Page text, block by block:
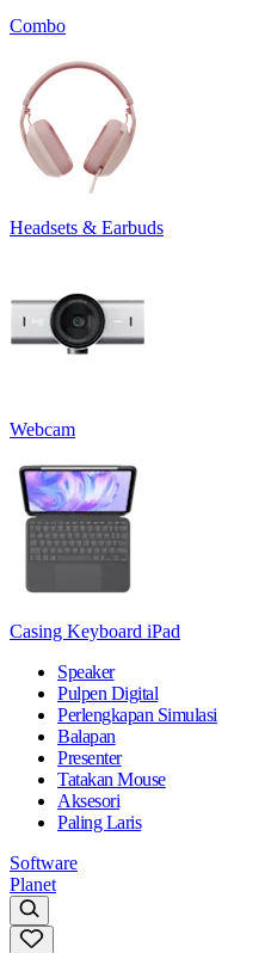
Combo
Headsets & Earbuds
Webcam
Casing Keyboard iPad
Speaker
Pulpen Digital
Perlengkapan Simulasi
Balapan
Presenter
Tatakan Mouse
Aksesori
Paling Laris
Software
Planet